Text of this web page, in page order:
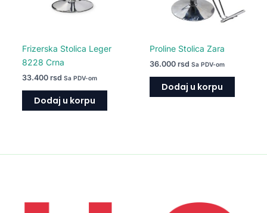
Frizerska Stolica Leger
8228 Crna
33.400 rsd Sa PDV-om
Dodaj u korpu
Proline Stolica Zara
36.000 rsd Sa PDV-om
Dodaj u korpu